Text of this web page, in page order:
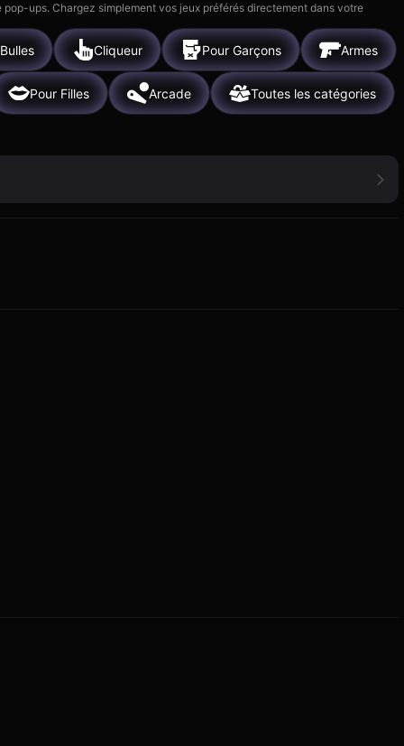
ups. Chargez simplement vos jeux préférés directement dans votre
Cliqueur Pour Garçons Armes
Pour Filles Arcade Toutes les catégories